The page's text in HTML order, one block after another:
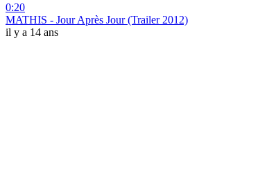
0:20
MATHIS - Jour Après Jour (Trailer 2012)
il y a 14 ans